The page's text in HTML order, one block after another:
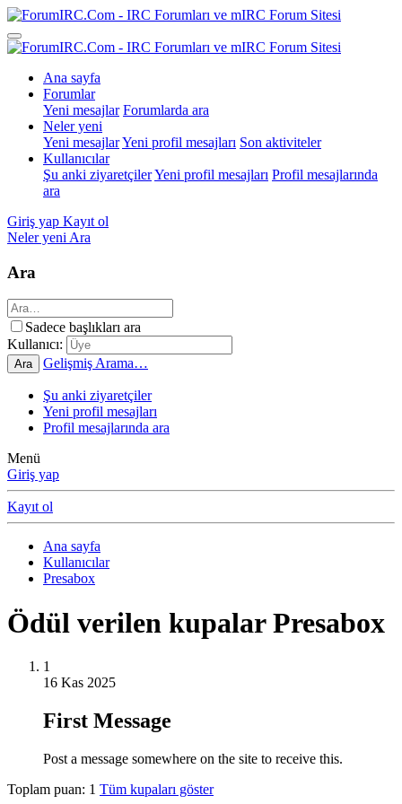
Ana sayfa
Forumlar
Yeni mesajlar Forumlarda ara
Neler yeni
Yeni mesajlarYeni profil mesajları Son aktiviteler
Kullanıcılar
Şu anki ziyaretçilerYeni profil mesajları Profil mesajlarında
ara
Giriş yap Kayıt ol
Neler yeni Ara
Ara
Sadece başlıkları ara
Kullanıcı:
Ara Gelişmiş Arama…
Şu anki ziyaretçiler
Yeni profil mesajları
Profil mesajlarında ara
Menü
Giriş yap
Kayıt ol
Ana sayfa
Kullanıcılar
Presabox
Ödül verilen kupalar Presabox
1
16 Kas 2025
First Message
Post a message somewhere on the site to receive this.
Toplam puan: 1 Tüm kupaları göster